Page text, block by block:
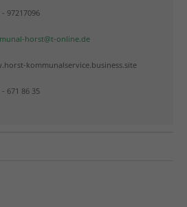
eget dolor. Aenean massa.
ridiculus mus. Donec
- 97217096
horst@t-online.de
kommunalservice.business.site
- 671 86 35